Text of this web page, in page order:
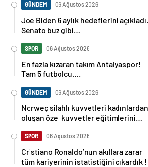
GÜNDEM 06 Ağustos 2026
Joe Biden 6 aylık hedeflerini açıkladı.
Senato buz gibi…
SPOR 06 Ağustos 2026
En fazla kızaran takım Antalyaspor!
Tam 5 futbolcu….
GÜNDEM 06 Ağustos 2026
Norweç silahlı kuvvetleri kadınlardan
oluşan özel kuvvetler eğitimlerini
SPOR 06 Ağustos 2026
Cristiano Ronaldo’nun akıllara zarar
tüm kariyerinin istatistiğini çıkardık !